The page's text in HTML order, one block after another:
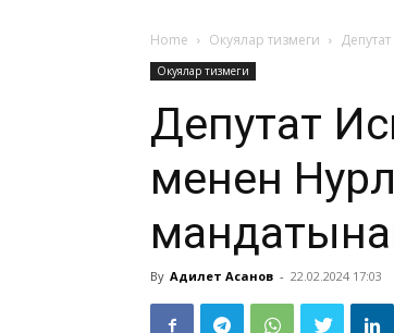
Home Окуялар тизмеги
Окуялар тизмеги
Депутат
менен
By Адилет Асанов - 22.02.2024 17:03